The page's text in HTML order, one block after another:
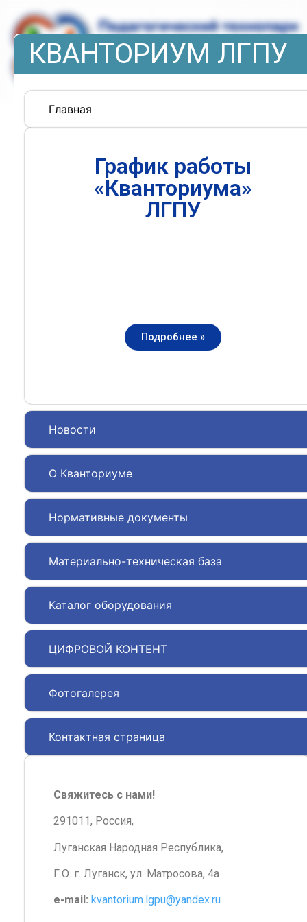
КВАНТОРИУМ ЛГПУ
Главная
Новости
О Кванториуме
Нормативные документы
Материально-техническая база
Каталог оборудования
ЦИФРОВОЙ КОНТЕНТ
Фотогалерея
Контактная страница
График работы
«Кванториума»
ЛГПУ
Подробнее »
Свяжитесь с нами!
291011, Россия,
Луганская Народная Республика,
Г.О. г. Луганск, ул. Матросова, 4а
e-mail: kvantorium.lgpu@yandex.ru